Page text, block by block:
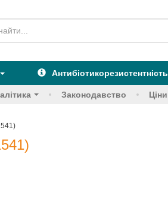
Антибіотикорезистентність
Законодавство Ціни